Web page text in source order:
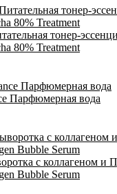
тонер-
80% Treatment
Парфюмерная вода
с коллагеном и
Bubble Serum